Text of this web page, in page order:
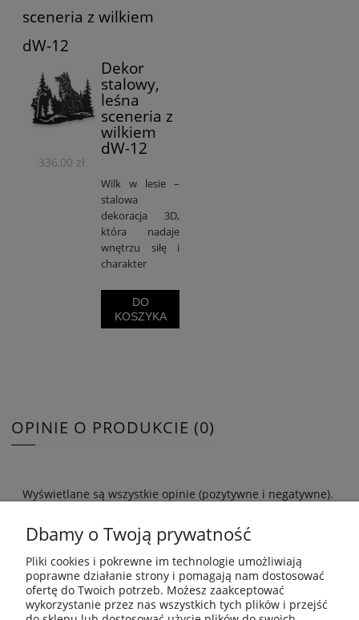
sceneria z wilkiem
dW-12
336,00 zł
Dekor
stalowy,
leśna
sceneria z
wilkiem
dW-12
Wilk w lesie –
stalowa
dekoracja 3D,
która nadaje
wnętrzu siłę i
charakter
DO
KOSZYKA
OPINIE O PRODUKCIE (0)
Wyświetlane są wszystkie opinie (pozytywne i negatywne).
ZAKUPY
Dbamy o Twoją prywatność
Pliki cookies i pokrewne im technologie umożliwiają
poprawne działanie strony i pomagają nam dostosować
ofertę do Twoich potrzeb. Możesz zaakceptować
wykorzystanie przez nas wszystkich tych plików i przejść